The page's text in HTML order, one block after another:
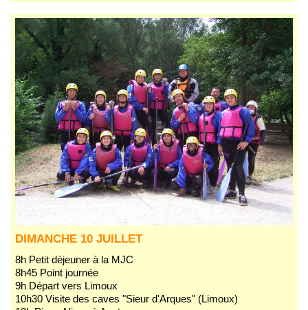
DIMANCHE 10 JUILLET
8h Petit déjeuner à la MJC
8h45 Point journée
9h Départ vers Limoux
10h30 Visite des caves "Sieur d'Arques" (Limoux)